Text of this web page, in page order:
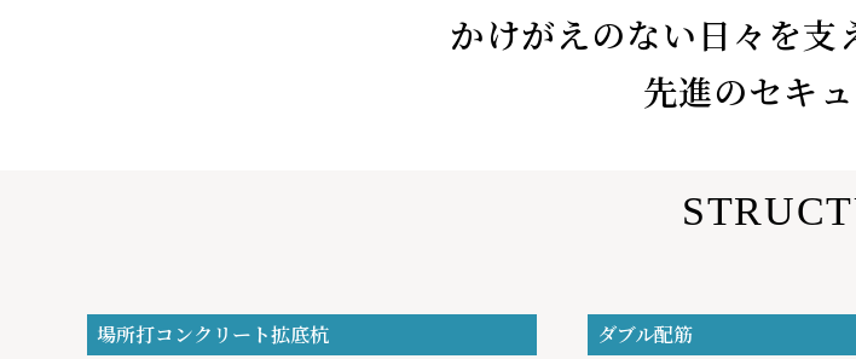
かけがえのない日々を支
先進のセキュ
場所打コンクリート拡底杭 ダブル配筋